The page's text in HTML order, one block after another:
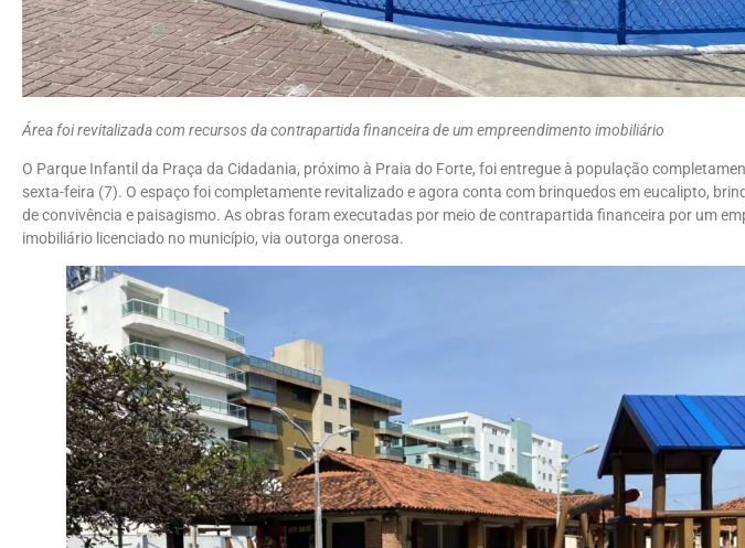
Área foi revitalizada com recursos da contrapartida financeira de um empreendimento imobiliário
O Parque Infantil da Praça da Cidadania, próximo à Praia do Forte, foi entregue à população
sexta-feira (7). O espaço foi completamente revitalizado e agora conta com brinquedos em eucalipto,
de convivência e paisagismo. As obras foram executadas por meio de contrapartida financeira por um
imobiliário licenciado no município, via outorga onerosa.